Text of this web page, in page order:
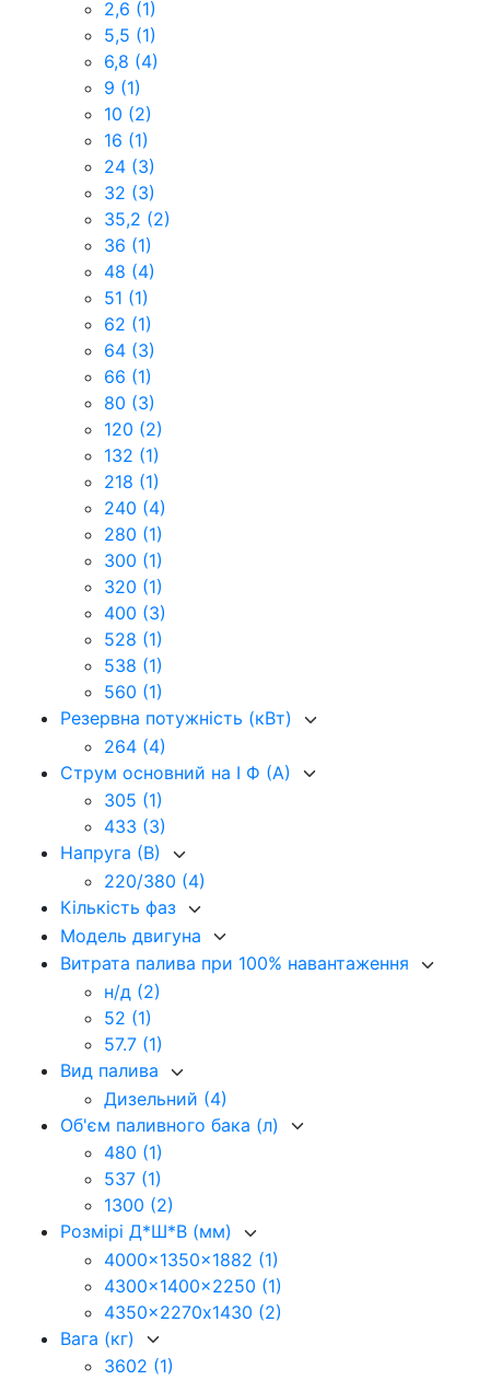
2,6 (1)
5,5 (1)
6,8 (4)
9 (1)
10 (2)
16 (1)
24 (3)
32 (3)
35,2 (2)
36 (1)
48 (4)
51 (1)
62 (1)
64 (3)
66 (1)
80 (3)
120 (2)
132 (1)
218 (1)
240 (4)
280 (1)
300 (1)
320 (1)
400 (3)
528 (1)
538 (1)
560 (1)
Резервна потужність (кВт)
264 (4)
Струм основний на I Ф (А)
305 (1)
433 (3)
Напруга (В)
220/380 (4)
Кількість фаз
Модель двигуна
Витрата палива при 100% навантаження
н/д (2)
52 (1)
57.7 (1)
Вид палива
Дизельний (4)
Об'єм паливного бака (л)
480 (1)
537 (1)
1300 (2)
Розмірі Д*Ш*В (мм)
4000x1350x1882 (1)
4300x1400x2250 (1)
4350x2270х1430 (2)
Вага (кг)
3602 (1)